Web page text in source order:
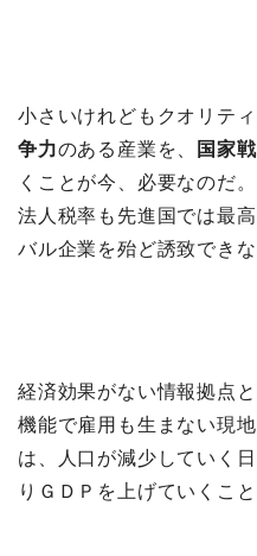
小さいけれどもクオリテ
争力のある産業を、 国家
くことが今、必要なのだ
法人税率も先進国では最
バル企業を殆ど誘致できな
経済効果がない情報拠点
機能で雇用も生まない現
は、人口が減少していく
りＧＤＰを上げていくこと